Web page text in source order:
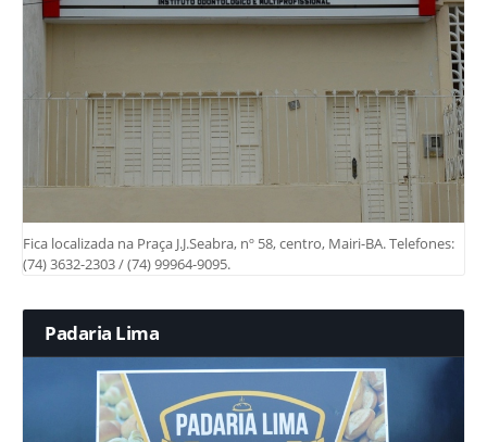
Fica localizada na Praça J.J.Seabra, nº 58, centro, Mairi-BA. Telefones:
(74) 3632-2303 / (74) 99964-9095.
Padaria Lima